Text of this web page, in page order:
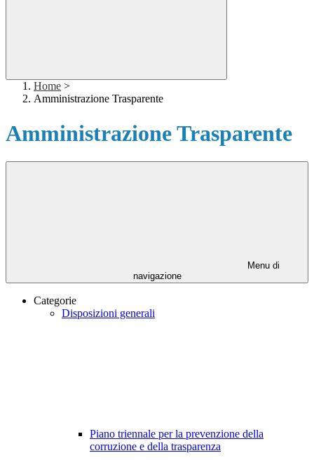
Home >
Amministrazione Trasparente
Amministrazione Trasparente
Menu di
navigazione
Categorie
Disposizioni generali
Piano triennale per la prevenzione della
corruzione e della trasparenza